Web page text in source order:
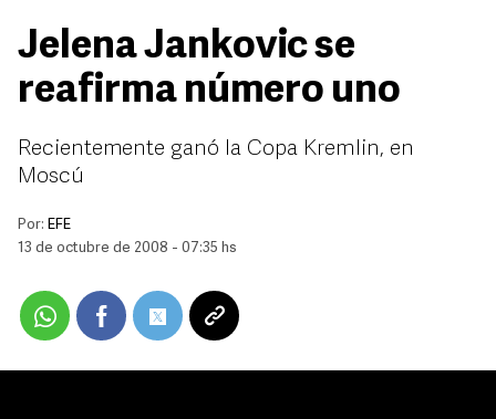
Jelena Jankovic se
reafirma número uno
Recientemente ganó la Copa Kremlin, en
Moscú
Por: EFE
13 de octubre de 2008 - 07:35 hs